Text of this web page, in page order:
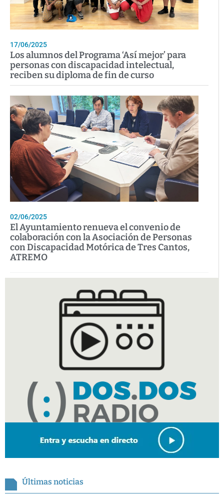
17/06/2025
Los alumnos del Programa ‘Así mejor’ para
personas con discapacidad intelectual,
reciben su diploma de fin de curso
02/06/2025
El Ayuntamiento renueva el convenio de
colaboración con la Asociación de Personas
con Discapacidad Motórica de Tres Cantos,
ATREMO
Últimas noticias